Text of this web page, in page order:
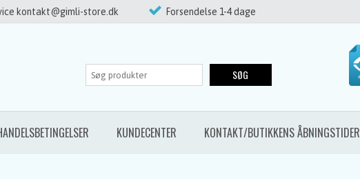
kontakt@gimli-store.dk Forsendelse 1-4 dage
KUNDECENTER KONTAKT/BUTIKKENS ÅBNINGSTIDER
SØG